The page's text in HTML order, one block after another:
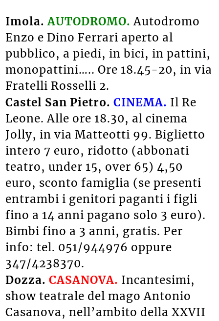
Imola.AUTODROMO. Autodromo
Enzo e Dino Ferrari aperto al
pubblico, a piedi, in bici, in pattini,
monopattini….. Ore 18.45-20, in via
Fratelli Rosselli 2.
Castel San Pietro.CINEMA. Il Re
Leone. Alle ore 18.30, al cinema
Jolly, in via Matteotti 99. Biglietto
intero 7 euro, ridotto (abbonati
teatro, under 15, over 65) 4,50
euro, sconto famiglia (se presenti
entrambi i genitori paganti i figli
fino a 14 anni pagano solo 3 euro).
Bimbi fino a 3 anni, gratis. Per
info: tel. 051/944976 oppure
347/4238370.
Dozza. CASANOVA. Incantesimi,
show teatrale del mago Antonio
Casanova, nell’ambito della XXVII